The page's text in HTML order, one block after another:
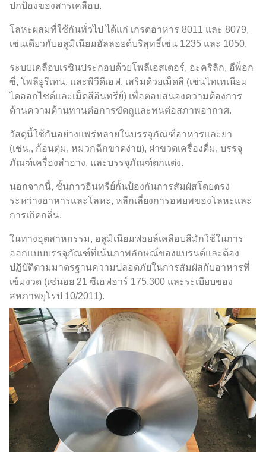
ปกป้องของสารเคลือบ.
โลหะผสมที่ใช้กันทั่วไป ได้แก่ เกรดอาหาร 8011 และ 8079,
เช่นเดียวกับอลูมิเนียมอัลลอยด์บริสุทธิ์เช่น 1235 และ 1050.
ระบบเคลือบเรซินประกอบด้วยโพลีเอสเตอร์, อะคริลิก, อีพ็อก
ซี่, โพลียูรีเทน, และพีวีดีเอฟ, เสริมด้วยเม็ดสี (เช่นไทเทเนียม
ไดออกไซด์และเม็ดสีอินทรีย์) เพื่อตอบสนองความต้องการ
ด้านความต้านทานต่อการขัดถูและทนต่อสภาพอากาศ.
วัสดุนี้ใช้กันอย่างแพร่หลายในบรรจุภัณฑ์อาหารและยา
(เช่น., ก้อนตุ่ม, หมวกฉีกขาดง่าย), ฝาขวดเครื่องดื่ม, บรรจุ
ภัณฑ์เครื่องสำอาง, และบรรจุภัณฑ์ตกแต่ง.
นอกจากนี้, ชั้นกาวอินทรีย์กั้นป้องกันการสัมผัสโดยตรง
ระหว่างอาหารและโลหะ, หลีกเลี่ยงการอพยพของโลหะและ
การเกิดกลิ่น.
ในทางอุตสาหกรรม, อลูมิเนียมฟอยล์เคลือบสีมักใช้ในการ
ออกแบบบรรจุภัณฑ์ที่เน้นภาพลักษณ์ของแบรนด์และต้อง
ปฏิบัติตามมาตรฐานความปลอดภัยในการสัมผัสกับอาหารที่
เข้มงวด (เช่นอย 21 ซีเอฟอาร์ 175.300 และระเบียบของ
สหภาพยุโรป 10/2011).